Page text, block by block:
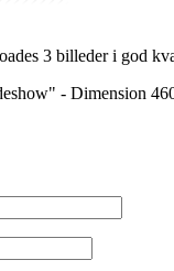
3 billeder i god
- Dimension